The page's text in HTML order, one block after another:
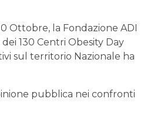
Ottobre, la Fondazione ADI
130 Centri Obesity Day
sul territorio Nazionale ha
pubblica nei confronti